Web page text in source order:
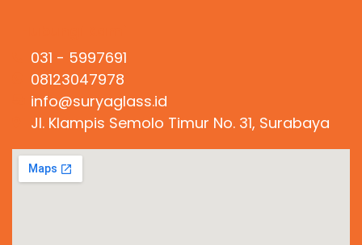
031 - 5997691
08123047978
info@suryaglass.id
Jl. Klampis Semolo Timur No. 31, Surabaya